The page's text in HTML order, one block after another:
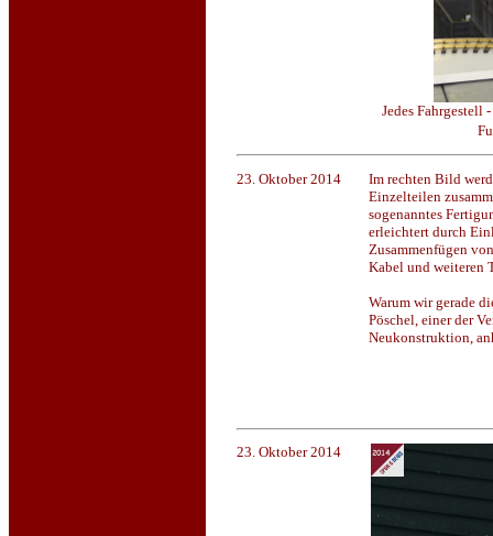
Jedes Fahrgestell
23. Oktober 2014
Im rechten Bild
Einzelteilen
sogenanntes
erleichtert durch
Zusammenfügen
Kabel und weiteren
Warum wir gerade
Pöschel, einer der
Neukonstruktion,
23. Oktober 2014